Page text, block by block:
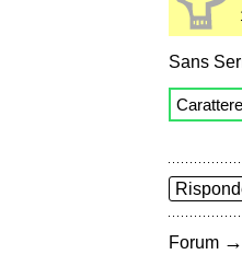
Sans
Forum →